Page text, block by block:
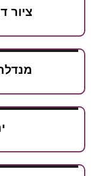
ציור דובי
מנדלה
ירקות